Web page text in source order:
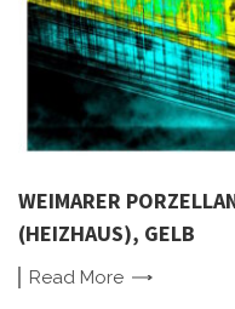
WEIMARER
(HEIZHAUS), GELB
Read More